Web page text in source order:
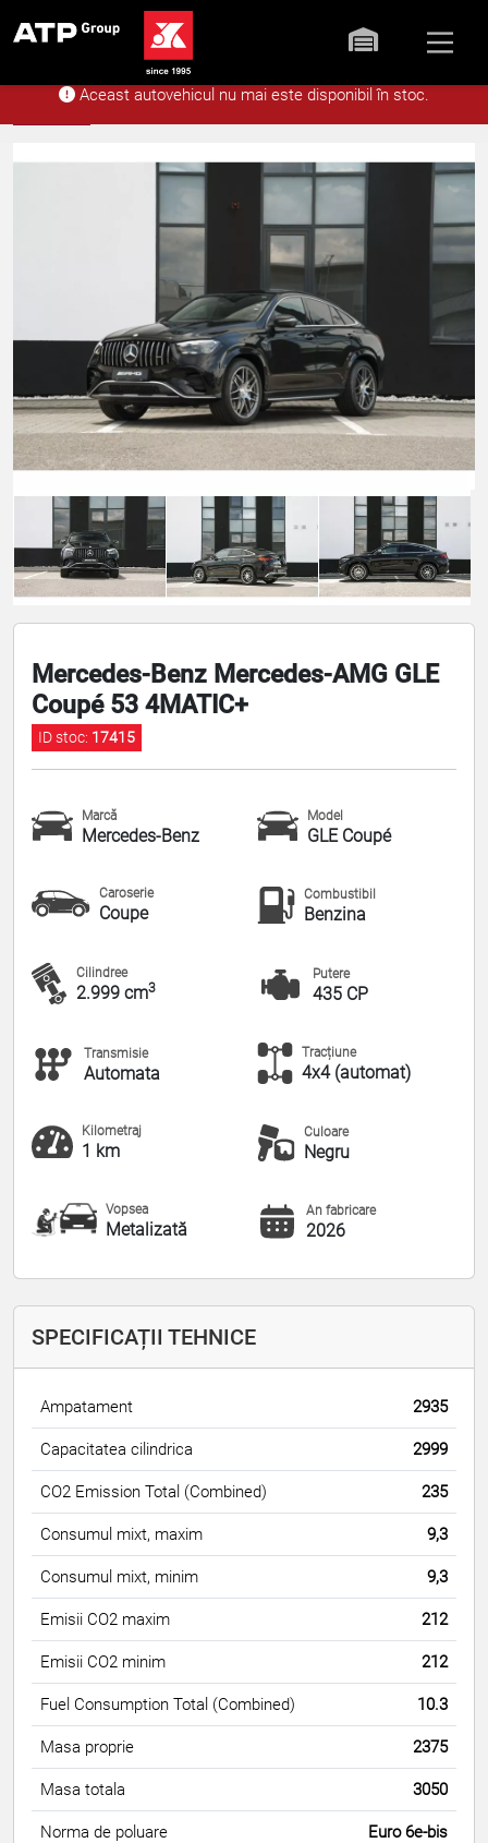
Aceast autovehicul nu mai este disponibil în stoc.
Acasă Stoc Mercedes-Benz
Mercedes-Benz Mercedes-AMG GLE
Coupé 53 4MATIC+
ID stoc: 17415
Marcă
Mercedes-Benz
Model
GLE Coupé
Caroserie
Coupe
Combustibil
Benzina
Cilindree
2.999 cm3
Putere
435 CP
Transmisie
Automata
Tracțiune
4x4 (automat)
Kilometraj
1 km
Culoare
Negru
Vopsea
Metalizată
An fabricare
2026
SPECIFICAȚII TEHNICE
Ampatament 2935
Capacitatea cilindrica 2999
CO2 Emission Total (Combined) 235
Consumul mixt, maxim 9,3
Consumul mixt, minim 9,3
Emisii CO2 maxim 212
Emisii CO2 minim 212
Fuel Consumption Total (Combined) 10.3
Masa proprie 2375
Masa totala 3050
Norma de poluare Euro 6e-bis